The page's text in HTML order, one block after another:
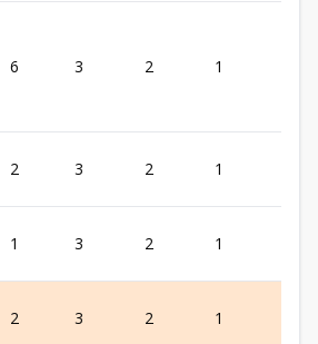
6 3 2 1
2 3 2 1
1 3 2 1
2 3 2 1